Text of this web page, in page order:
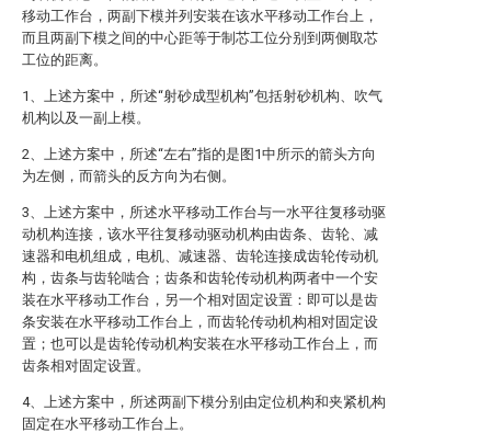
移动工作台，两副下模并列安装在该水平移动工作台上，
而且两副下模之间的中心距等于制芯工位分别到两侧取芯
工位的距离。
1、上述方案中，所述“射砂成型机构”包括射砂机构、吹气
机构以及一副上模。
2、上述方案中，所述“左右”指的是图1中所示的箭头方向
为左侧，而箭头的反方向为右侧。
3、上述方案中，所述水平移动工作台与一水平往复移动驱
动机构连接，该水平往复移动驱动机构由齿条、齿轮、减
速器和电机组成，电机、减速器、齿轮连接成齿轮传动机
构，齿条与齿轮啮合；齿条和齿轮传动机构两者中一个安
装在水平移动工作台，另一个相对固定设置：即可以是齿
条安装在水平移动工作台上，而齿轮传动机构相对固定设
置；也可以是齿轮传动机构安装在水平移动工作台上，而
齿条相对固定设置。
4、上述方案中，所述两副下模分别由定位机构和夹紧机构
固定在水平移动工作台上。